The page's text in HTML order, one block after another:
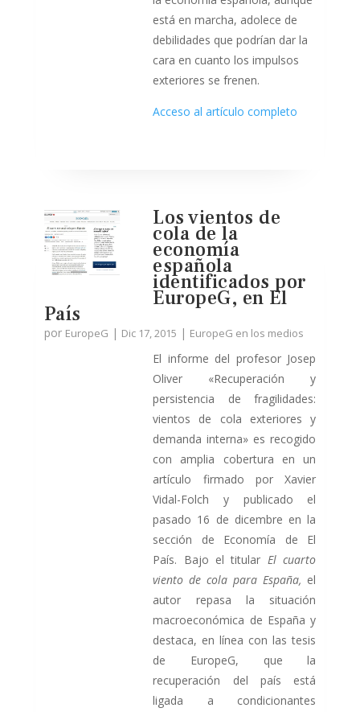
está en marcha, adolece de
debilidades que podrían dar la
cara en cuanto los impulsos
exteriores se frenen.
Acceso al artículo completo
Los vientos de
cola de la
economía
española
identificados por
EuropeG, en El
País
por EuropeG | Dic 17, 2015 | EuropeG en los medios
El informe del profesor Josep
Oliver «Recuperación y
persistencia de fragilidades:
vientos de cola exteriores y
demanda interna» es recogido
con amplia cobertura en un
artículo firmado por Xavier
Vidal-Folch y publicado el
pasado 16 de dicembre en la
sección de Economía de El
País. Bajo el titular El cuarto
viento de cola para España, el
autor repasa la situación
macroeconómica de España y
destaca, en línea con las tesis
de EuropeG, que la
recuperación del país está
ligada a condicionantes